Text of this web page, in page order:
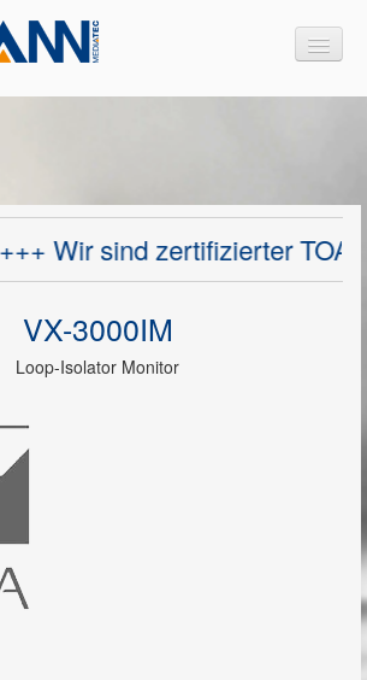
+++ Wir sind zertifizierter TOA
VX-3000IM
Loop-Isolator Monitor